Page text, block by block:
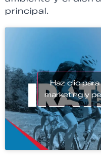
principal.
Haz clic
marketing y